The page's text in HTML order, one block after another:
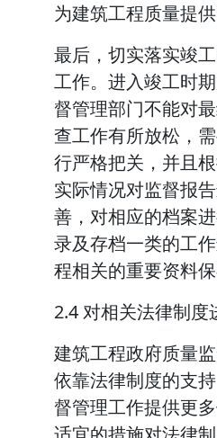
为建筑工程质量提供
最后，切实落实竣
工作。进入竣工时
督管理部门不能对
查工作有所放松，
行严格把关，并且
实际情况对监督报
善，对相应的档案
录及存档一类的工
程相关的重要资料保
2.4 对相关法律制度
建筑工程政府质量
依靠法律制度的支
督管理工作提供更